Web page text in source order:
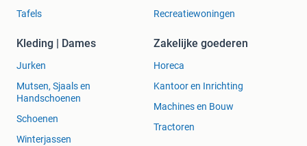
Tafels
Recreatiewoningen
Kleding | Dames
Jurken
Mutsen, Sjaals en
Handschoenen
Schoenen
Winterjassen
Zakelijke goederen
Horeca
Kantoor en Inrichting
Machines en Bouw
Tractoren